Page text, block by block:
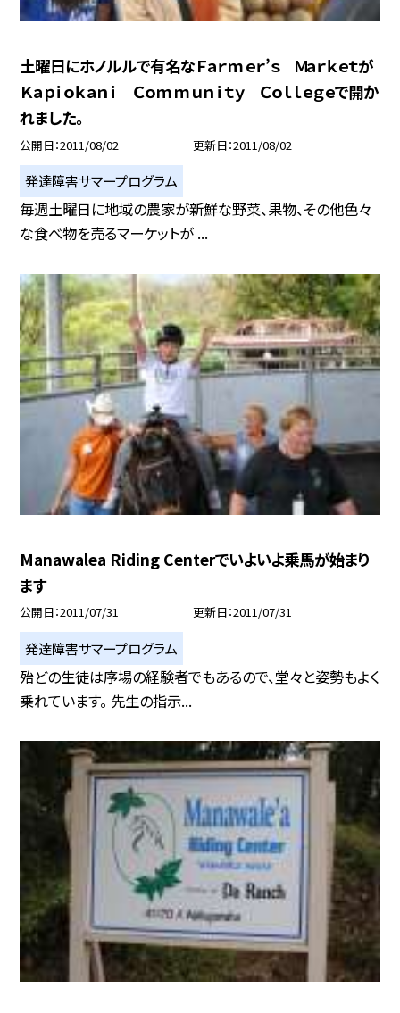
土曜日にホノルルで有名なＦａｒｍｅｒ’ｓ Ｍａｒｋｅｔが
Ｋａｐｉｏｋａｎｉ Ｃｏｍｍｕｎｉｔｙ Ｃｏｌｌｅｇｅで開か
れました。
公開日 2011/08/02 更新日 2011/08/02
発達障害サマープログラム
毎週土曜日に地域の農家が新鮮な野菜、果物、その他色々
な食べ物を売るマーケットが ...
Manawalea Riding Centerでいよいよ乗馬が始まり
ます
公開日 2011/07/31 更新日 2011/07/31
発達障害サマープログラム
殆どの生徒は序場の経験者でもあるので、堂々と姿勢もよく
乗れています。 先生の指示...